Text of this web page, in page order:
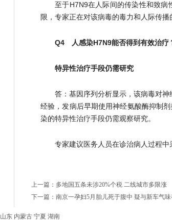
至于H7N9在人际间的传染性和致
限，专家正在对该病毒的毒力和人际传播
Q4 人感染H7N9能否得到有效治疗
特异性治疗手段仍需研究
答：基因序列分析显示，该病毒对
经验，发病后早期使用神经氨酸酶抑制
染的特异性治疗手段仍需观察研究。
专家建议医务人员在诊治病人过程
上一篇：多地国五条未涉20%个税 二线城市多限涨
下一篇：南京一孕妇5月胎儿死于腹中 疑与新车气
山东 内蒙古 宁夏 湖南